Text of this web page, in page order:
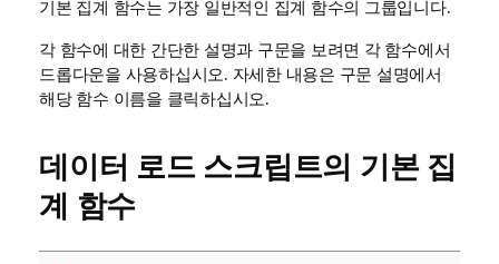
기본 집계 함수는 가장 일반적인 집계 함수의 그룹입니다.
각 함수에 대한 간단한 설명과 구문을 보려면 각 함수에서
드롭다운을 사용하십시오. 자세한 내용은 구문 설명에서
해당 함수 이름을 클릭하십시오.
데이터 로드 스크립트의 기본 집
계 함수